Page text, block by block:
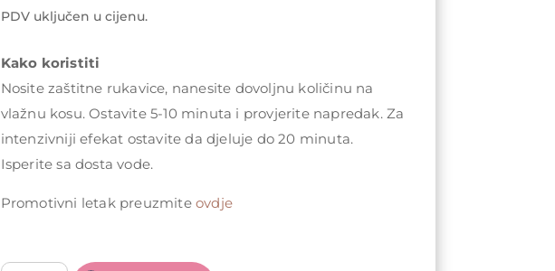
PDV uključen u cijenu.
Kako koristiti
Nosite zaštitne rukavice, nanesite dovoljnu količinu na
vlažnu kosu. Ostavite 5-10 minuta i provjerite napredak. Za
intenzivniji efekat ostavite da djeluje do 20 minuta.
Isperite sa dosta vode.
Promotivni letak preuzmiteovdje